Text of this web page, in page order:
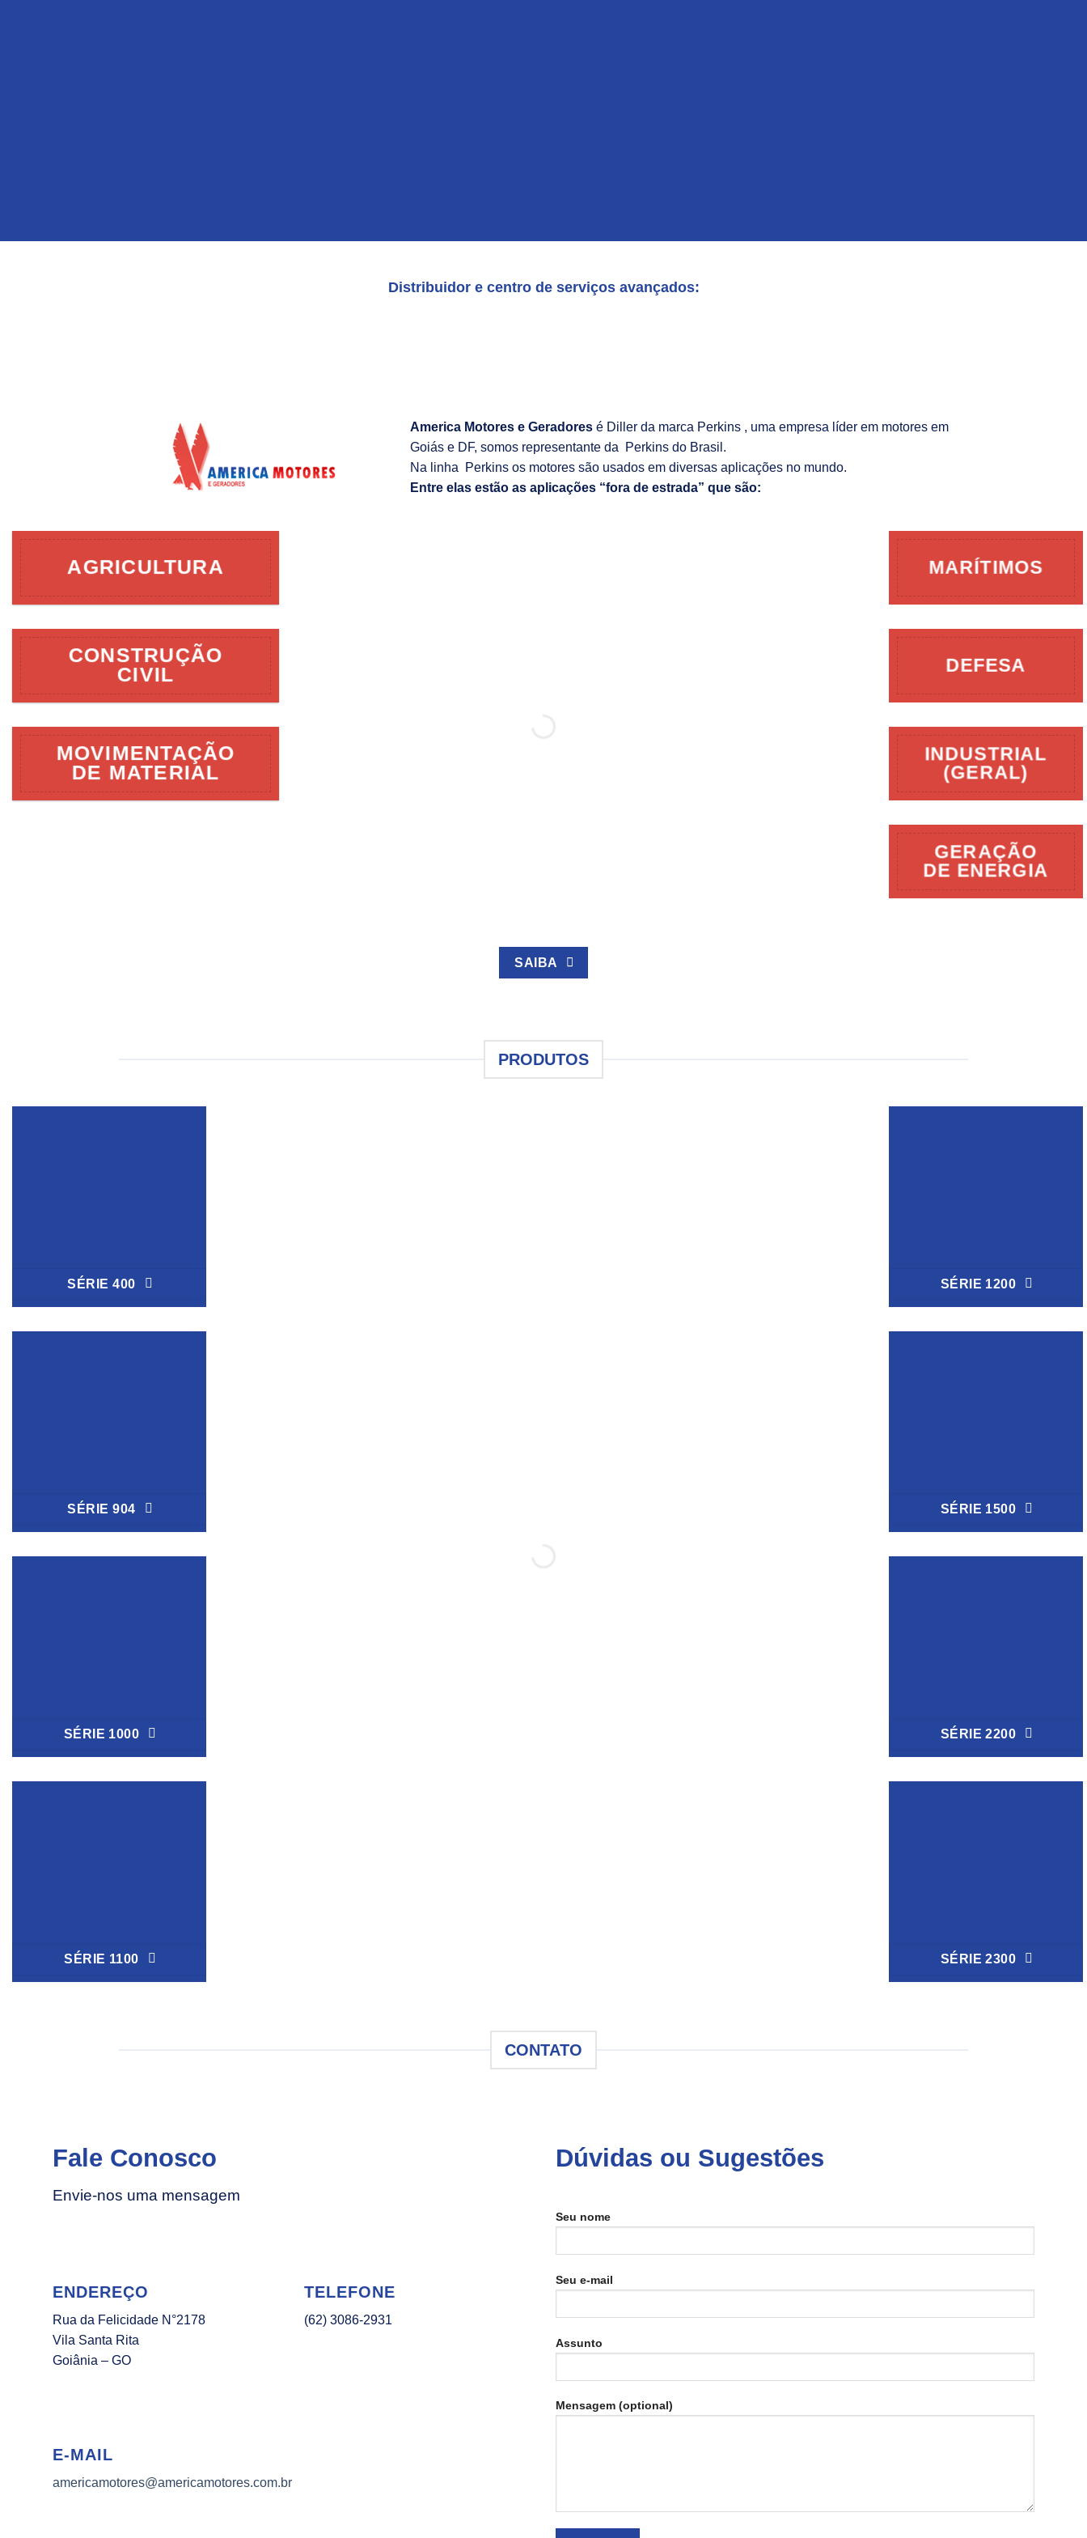
Distribuidor e centro de serviços avançados:
America Motores e Geradores é Diller da marca Perkins , uma empresa líder em motores em
Goiás e DF, somos representante da Perkins do Brasil.
Na linha Perkins os motores são usados em diversas aplicações no mundo.
Entre elas estão as aplicações “fora de estrada” que são:
AGRICULTURA
CONSTRUÇÃO
CIVIL
MOVIMENTAÇÃO
DE MATERIAL
MARÍTIMOS
DEFESA
INDUSTRIAL
(GERAL)
GERAÇÃO
DE ENERGIA
SAIBA
PRODUTOS
SÉRIE 400
SÉRIE 904
SÉRIE 1000
SÉRIE 1100
SÉRIE 1200
SÉRIE 1500
SÉRIE 2200
SÉRIE 2300
CONTATO
Fale Conosco
Envie-nos uma mensagem
ENDEREÇO
Rua da Felicidade N°2178
Vila Santa Rita
Goiânia – GO
TELEFONE
(62) 3086-2931
E-MAIL
americamotores@americamotores.com.br
Dúvidas ou Sugestões
Seu nome
Seu e-mail
Assunto
Mensagem (optional)